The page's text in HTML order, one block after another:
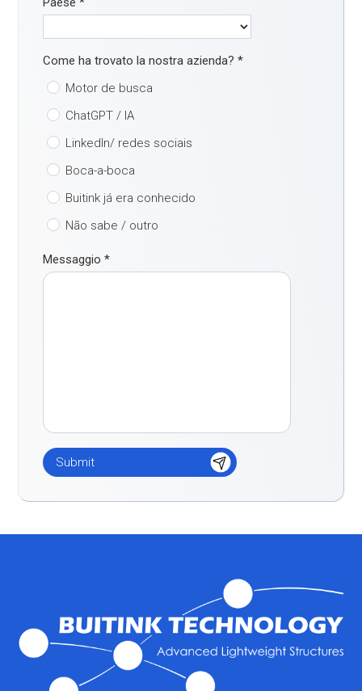
Come ha trovato la nostra azienda?*
Motor de busca
ChatGPT / IA
LinkedIn/ redes sociais
Boca-a-boca
Buitink já era conhecido
Não sabe / outro
Messaggio*